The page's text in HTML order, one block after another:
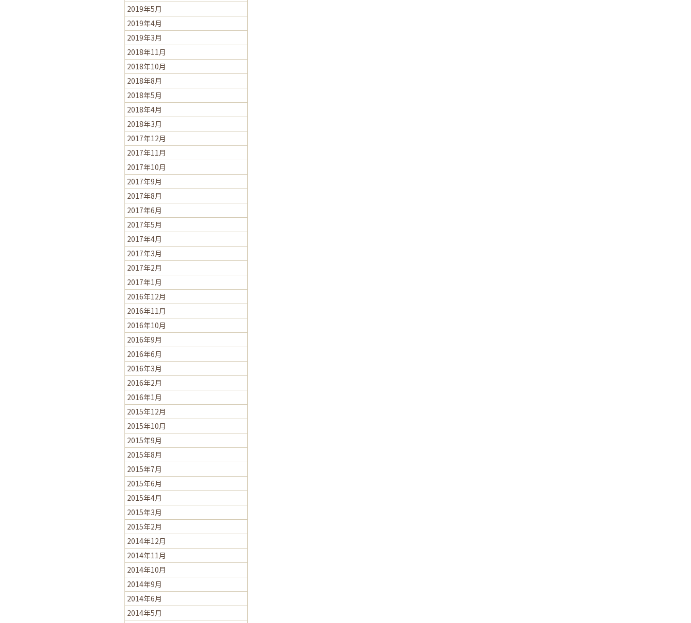
2019年5月
2019年4月
2019年3月
2018年11月
2018年10月
2018年8月
2018年5月
2018年4月
2018年3月
2017年12月
2017年11月
2017年10月
2017年9月
2017年8月
2017年6月
2017年5月
2017年4月
2017年3月
2017年2月
2017年1月
2016年12月
2016年11月
2016年10月
2016年9月
2016年6月
2016年3月
2016年2月
2016年1月
2015年12月
2015年10月
2015年9月
2015年8月
2015年7月
2015年6月
2015年4月
2015年3月
2015年2月
2014年12月
2014年11月
2014年10月
2014年9月
2014年6月
2014年5月